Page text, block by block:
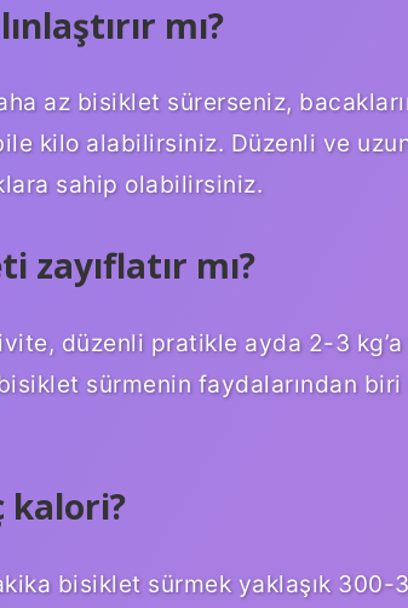
mı?
az bisiklet sürerseniz,
kilo alabilirsiniz. Düzenli ve
sahip olabilirsiniz.
zayıflatır mı?
düzenli pratikle ayda 2-3
sürmenin faydalarından
kalori?
bisiklet sürmek yaklaşık 300-